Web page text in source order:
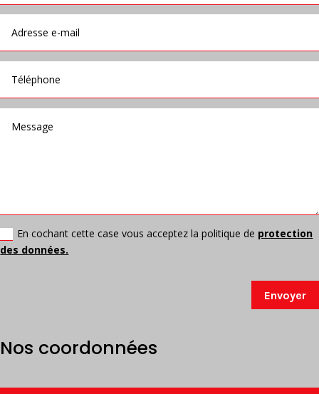
En cochant cette case vous acceptez la politique de protection
des données.
Envoyer
Nos coordonnées